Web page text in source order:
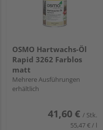
OSMO Hartwachs-Öl
Rapid 3262 Farblos
matt
Mehrere Ausführungen
erhältlich
41,60 € / Stk.
55,47 € / l